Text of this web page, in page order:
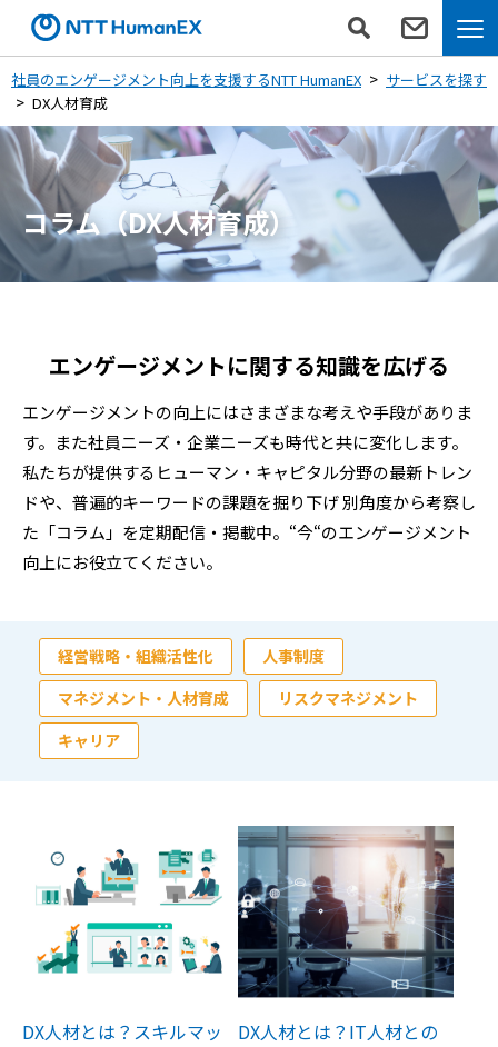
社員のエンゲージメント向上を支援するNTT HumanEX
サービスを探す
DX人材育成
コラム（DX人材育成）
エンゲージメントに関する知識を広げる
エンゲージメントの向上にはさまざまな考えや手段がありま
す。また社員ニーズ・企業ニーズも時代と共に変化します。
私たちが提供するヒューマン・キャピタル分野の最新トレン
ドや、普遍的キーワードの課題を掘り下げ別角度から考察し
た「コラム」を定期配信・掲載中。“今“のエンゲージメント
向上にお役立てください。
経営戦略・組織活性化
人事制度
マネジメント・人材育成
リスクマネジメント
キャリア
DX人材とは？スキルマッ
DX人材とは？IT人材との